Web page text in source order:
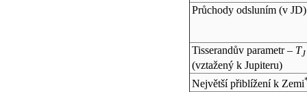
Průchody odsluním (v JD)
Tisserandův parametr – TJ
(vztažený k Jupiteru)
Největší přiblížení k Zemi